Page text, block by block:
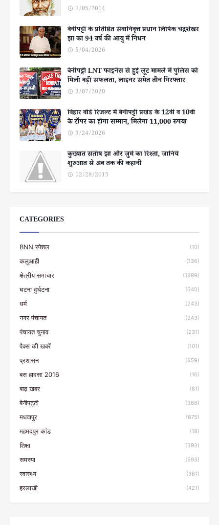
7/05/2014
बेनीपट्टी के प्रतिष्ठित सेवानिवृत्त प्रधान लिपिक चंद्रशेखर
झा का 94 वर्ष की आयु में निधन
5/04/2026
बेनीपट्टी LNT फाइनेंस से हुई लूट मामले में पुलिस को
मिली बड़ी सफलता, लाइनर समेत तीन गिरफ्तार
3/07/2020
बिहार बोर्ड रिजल्ट में बेनीपट्टी प्रखंड के 12वीं व 10वीं
के टॉपर का होगा सम्मान, मिलेगा 11,000 रुपया
3/24/2026
कुख्यात संतोष झा और जुर्म का रिश्ता, जानिये
शुरुआत से अब तक की कहानी
12/28/2015
CATEGORIES
BNN स्पेशल (10)
कलुआही (136)
क्षेत्रीय समाचार (1899)
घटना दुर्घटना (640)
धर्म (243)
नगर पंचायत (243)
पंचायत चुनाव (231)
पैक्स की खबरें (101)
प्रशासन (659)
बस हादसा 2016 (16)
बाढ़ खबर (81)
बेनीपट्टी (366)
मधवापुर (675)
महमदपुर कांड (18)
शिक्षा (393)
समस्या (593)
स्वास्थ्य (381)
हरलाखी (421)